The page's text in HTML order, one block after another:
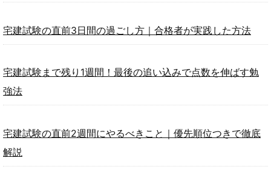
宅建試験の直前3日間の過ごし方｜合格者が実践した方法
宅建試験まで残り1週間！最後の追い込みで点数を伸ばす勉
強法
宅建試験の直前2週間にやるべきこと｜優先順位つきで徹底
解説